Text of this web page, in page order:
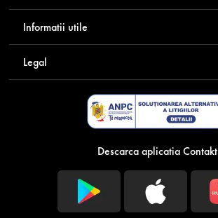
Informatii utile
Legal
Descarca aplicatia Contakt